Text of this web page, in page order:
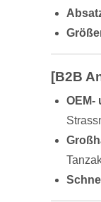
[B2B
OEM-